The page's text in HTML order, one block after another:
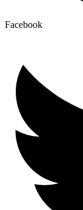
Facebook